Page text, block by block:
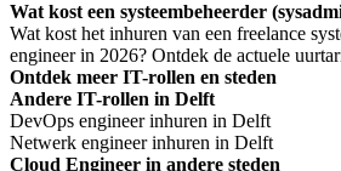
Wat kost een systeembeheerder
Wat kost het inhuren van een freelance
engineer in 2026? Ontdek de actuele
bepaalt, en wanneer je welk profiel nodig
Ontdek meer IT-rollen en steden
Andere IT-rollen in Delft
DevOps engineer inhuren in Delft
Netwerk engineer inhuren in Delft
Cloud Engineer in andere steden